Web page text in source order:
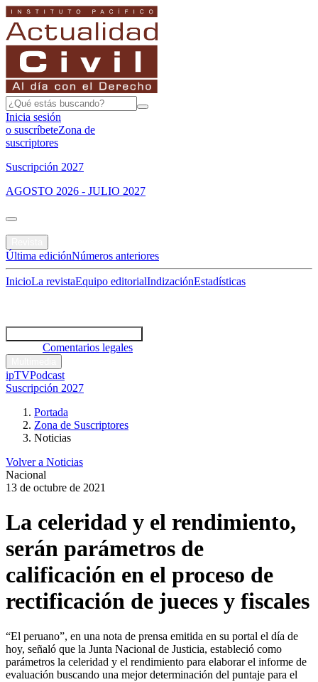
Inicia sesión
o suscríbeteZona de
suscriptores
Suscripción 2027
AGOSTO 2026 - JULIO 2027
Última ediciónNúmeros anteriores
InicioLa revistaEquipo editorialIndizaciónEstadísticas
Comentarios legales
ipTVPodcast
Suscripción 2027
Portada
Zona de Suscriptores
Noticias
Volver a Noticias
Nacional
13 de octubre de 2021
La celeridad y el rendimiento,
serán parámetros de
calificación en el proceso de
rectificación de jueces y fiscales
“El peruano”, en una nota de prensa emitida en su portal el día de
hoy, señaló que la Junta Nacional de Justicia, estableció como
parámetros la celeridad y el rendimiento para elaborar el informe de
evaluación buscando una mejor determinación del puntaje para el